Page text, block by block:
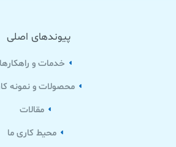
پیوندهای اصلی
خدمات و راهکارها
محصولات و نمونه
مقالات
محیط کاری ما